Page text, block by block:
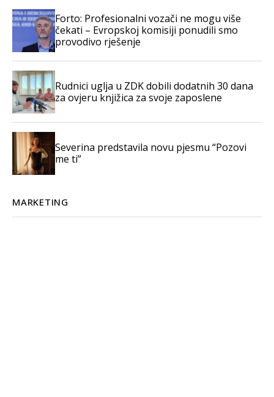
Forto: Profesionalni vozači ne mogu više
čekati – Evropskoj komisiji ponudili smo
provodivo rješenje
Rudnici uglja u ZDK dobili dodatnih 30 dana
za ovjeru knjižica za svoje zaposlene
Severina predstavila novu pjesmu “Pozovi
me ti”
MARKETING